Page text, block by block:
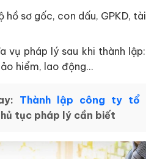
hồ sơ gốc, con dấu, GPKD, tài
vụ pháp lý sau khi thành lập:
hiểm, lao động…
Thành lập công ty tổ
tục pháp lý cần biết